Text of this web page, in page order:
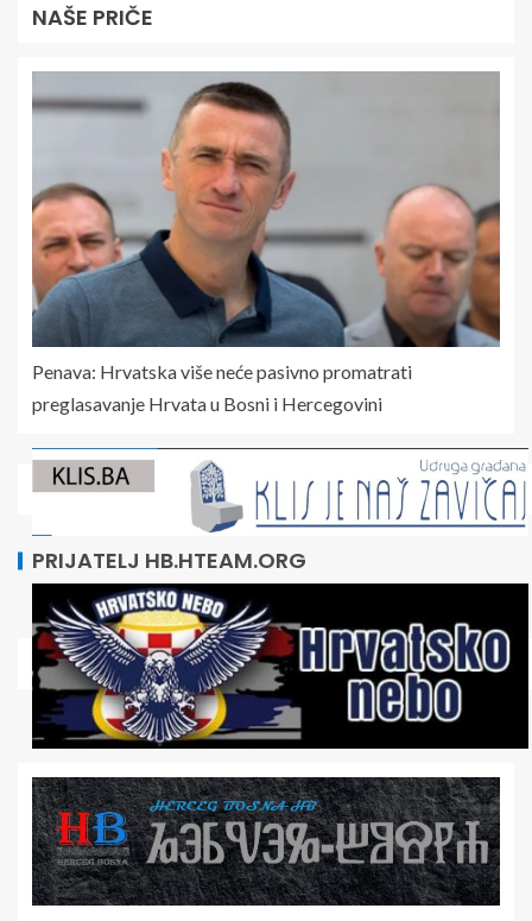
NAŠE PRIČE
Penava: Hrvatska više neće pasivno promatrati
preglasavanje Hrvata u Bosni i Hercegovini
PRIJATELJ HB.HTEAM.ORG